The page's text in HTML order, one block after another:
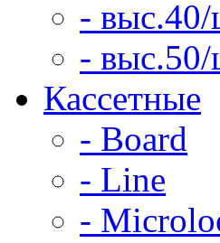
-
-
Кассетные
- Board
- Line
-